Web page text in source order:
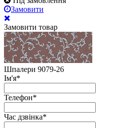
Замовити
Замовити товар
Шпалери 9079-26
Ім'я*
Телефон*
Час дзвінка*